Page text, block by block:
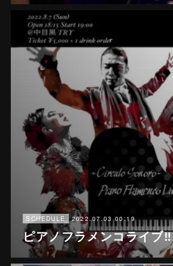
SCHEDULE 2022.07.03 00:19
ピアノフラメンコライブ‼️